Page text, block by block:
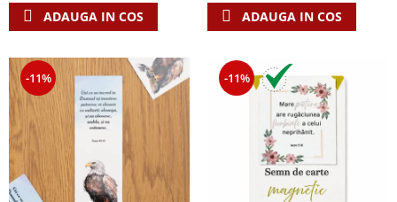
ADAUGA IN COS ADAUGA IN COS
-11% -11%